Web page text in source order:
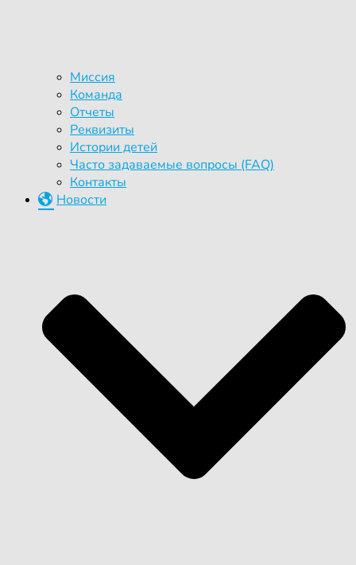
Миссия
Команда
Отчеты
Реквизиты
Истории детей
Часто задаваемые вопросы (FAQ)
Контакты
Новости